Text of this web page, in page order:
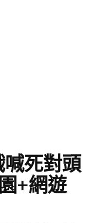
死對頭
+網遊